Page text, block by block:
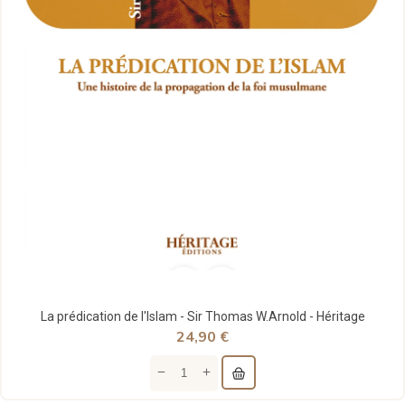
La prédication de l'Islam - Sir Thomas W.Arnold - Héritage
24,90 €